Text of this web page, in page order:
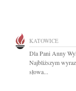
KATOWICE
Dla Pani Anny
Najbliższym
słowa...